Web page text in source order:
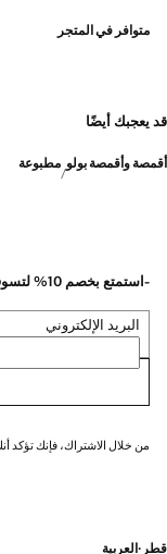
متوافر في المتجر
قد يعجبك أيضًا
أقمصة وأقمصة بولو مطبوعة
-استمتع بخصم 10% لتسوقك القادم عند اشتراكك في نشرتنا الاخبارية
البريد الإلكتروني
من خلال الاشتراك، فإنك تؤكد
قطر ·العربية